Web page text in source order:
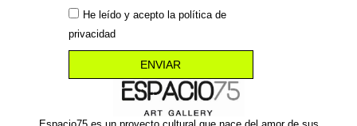
He leído y acepto la política de
privacidad
ENVIAR